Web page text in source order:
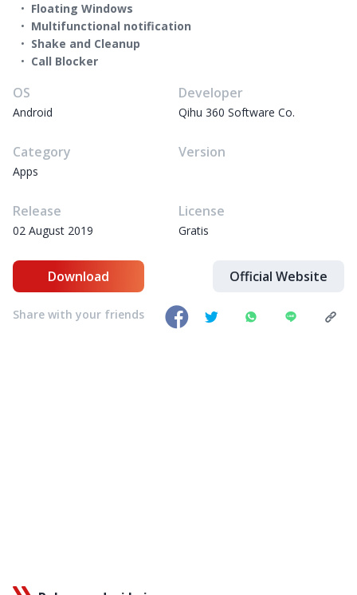
Floating Windows
Multifunctional notification
Shake and Cleanup
Call Blocker
OS
Android
Developer
Qihu 360 Software Co.
Category
Apps
Version
Release
02 August 2019
License
Gratis
Download Official Website
Share with your friends